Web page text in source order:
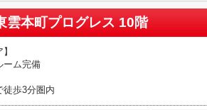
雲本町プログレス 10階
ム完備
歩3分圏内